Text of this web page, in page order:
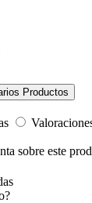
Productos
sobre este